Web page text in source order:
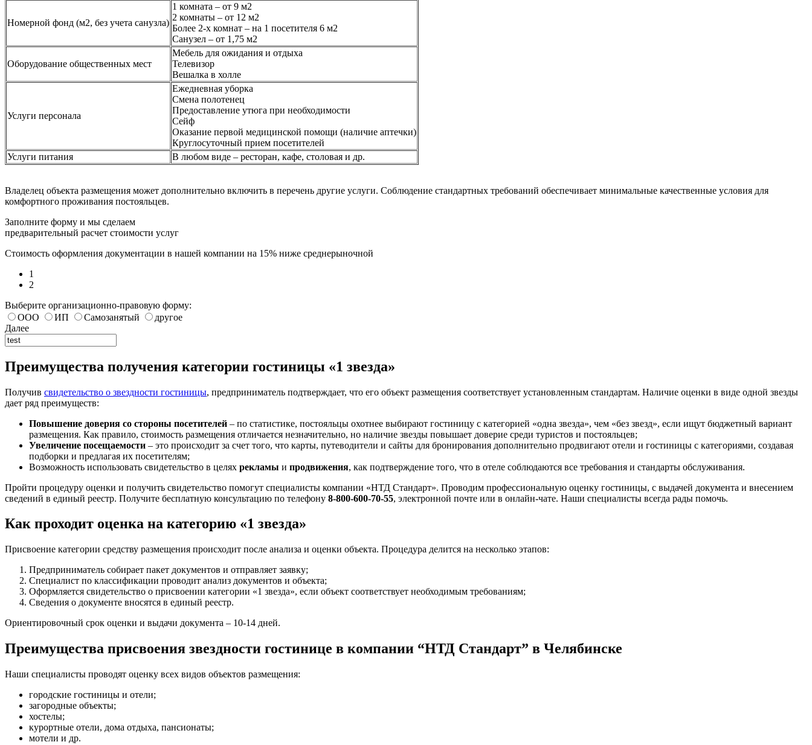
Номерной фонд (м2, без учета санузла)
1 комната – от 9 м2
2 комнаты – от 12 м2
Более 2-х комнат – на 1 посетителя 6 м2
Санузел – от 1,75 м2
Оборудование общественных мест
Мебель для ожидания и отдыха
Телевизор
Вешалка в холле
Услуги персонала
Ежедневная уборка
Смена полотенец
Предоставление утюга при необходимости
Сейф
Оказание первой медицинской помощи (наличие аптечки)
Круглосуточный прием посетителей
Услуги питания
В любом виде – ресторан, кафе, столовая и др.
Владелец объекта размещения может дополнительно включить в перечень другие услуги. Соблюдение стандартных требований обеспечивает минимальные качественные условия для
комфортного проживания постояльцев.
Заполните форму и мы сделаем
предварительный расчет стоимости услуг
Стоимость оформления документации в нашей компании на 15% ниже среднерыночной
1
2
Выберите организационно-правовую форму:
ООО
ИП Самозанятый
другое
Далее
Преимущества получения категории гостиницы «1 звезда»
Получив свидетельство о звездности гостиницы, предприниматель подтверждает, что его объект размещения соответствует установленным стандартам. Наличие оценки в виде одной звезды
дает ряд преимуществ:
Повышение доверия со стороны посетителей – по статистике, постояльцы охотнее выбирают гостиницу с категорией «одна звезда», чем «без звезд», если ищут бюджетный вариант
размещения. Как правило, стоимость размещения отличается незначительно, но наличие звезды повышает доверие среди туристов и постояльцев;
Увеличение посещаемости – это происходит за счет того, что карты, путеводители и сайты для бронирования дополнительно продвигают отели и гостиницы с категориями, создавая
подборки и предлагая их посетителям;
Возможность использовать свидетельство в целях рекламы и продвижения, как подтверждение того, что в отеле соблюдаются все требования и стандарты обслуживания.
Пройти процедуру оценки и получить свидетельство помогут специалисты компании «НТД Стандарт». Проводим профессиональную оценку гостиницы, с выдачей документа и внесением
сведений в единый реестр. Получите бесплатную консультацию по телефону 8-800-600-70-55, электронной почте или в онлайн-чате. Наши специалисты всегда рады помочь.
Как проходит оценка на категорию «1 звезда»
Присвоение категории средству размещения происходит после анализа и оценки объекта. Процедура делится на несколько этапов:
Предприниматель собирает пакет документов и отправляет заявку;
Специалист по классификации проводит анализ документов и объекта;
Оформляется свидетельство о присвоении категории «1 звезда», если объект соответствует необходимым требованиям;
Сведения о документе вносятся в единый реестр.
Ориентировочный срок оценки и выдачи документа – 10-14 дней.
Преимущества присвоения звездности гостинице в компании “НТД Стандарт” в Челябинске
Наши специалисты проводят оценку всех видов объектов размещения:
городские гостиницы и отели;
загородные объекты;
хостелы;
курортные отели, дома отдыха, пансионаты;
мотели и др.